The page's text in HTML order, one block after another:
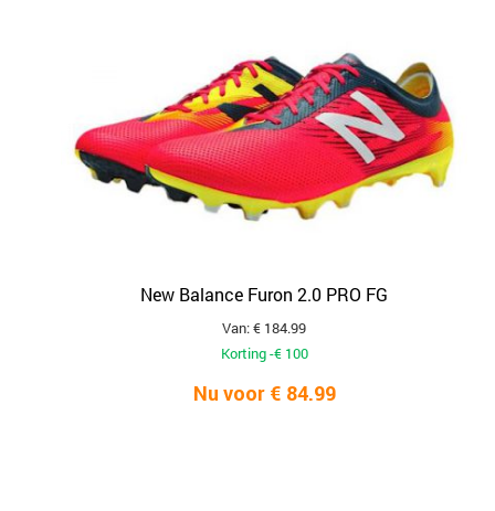
New Balance Furon 2.0 PRO FG
Van: € 184.99
Korting -€ 100
Nu voor € 84.99